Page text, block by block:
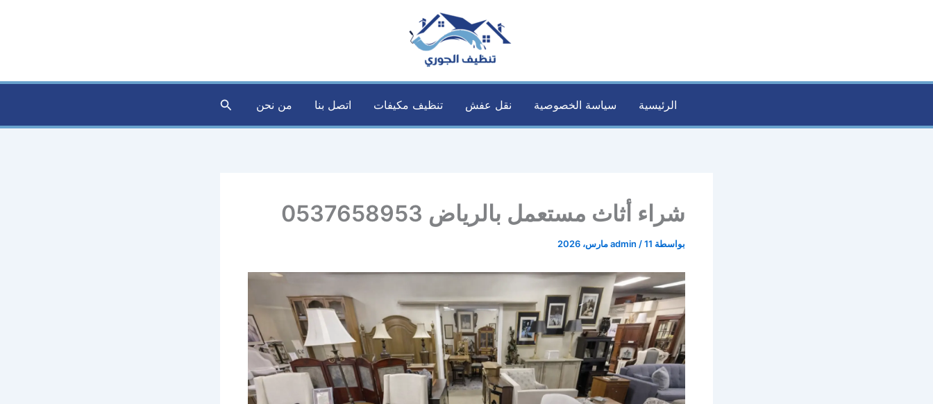
الرئيسية سياسة الخصوصية نقل عفش تنظيف مكيفات اتصل بنا من نحن البحث
شراء أثاث مستعمل بالرياض 0537658953
بواسطة admin /11 مارس، 2026